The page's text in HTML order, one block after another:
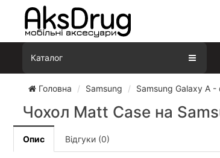
Каталог
Головна Samsung Samsung Galaxy A -
Чохол Matt Case на
Опис Відгуки (0)